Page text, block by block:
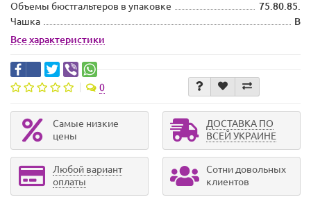
Объемы бюстгальтеров в упаковке
75.80.85.
Чашка
B
Все характеристики
0
Самые низкие
цены
ДОСТАВКА ПО
ВСЕЙ УКРАИНЕ
Любой вариант
оплаты
Сотни довольных
клиентов